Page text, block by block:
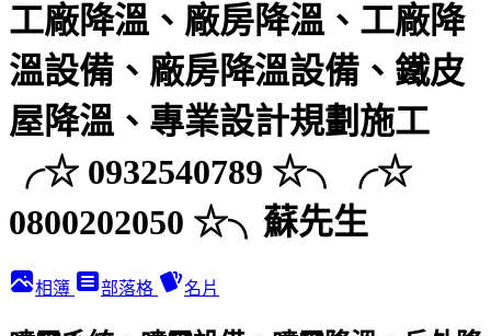
工廠降溫、廠房降溫、工廠降
溫設備、廠房降溫設備、鐵皮
屋降溫、專業設計規劃施工
╭☆ 0932540789 ☆╮╭☆
0800202050 ☆╮蘇先生
相簿 部落格 名片